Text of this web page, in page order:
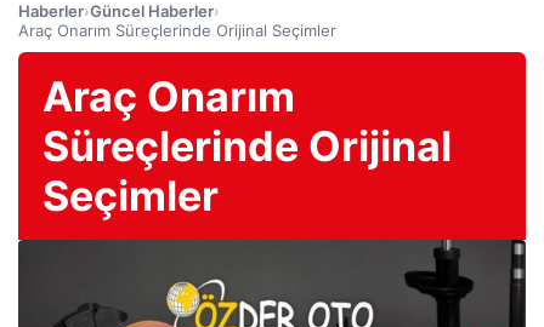
Haberler›Güncel Haberler›
Araç Onarım Süreçlerinde Orijinal Seçimler
Araç Onarım
Süreçlerinde Orijinal
Seçimler